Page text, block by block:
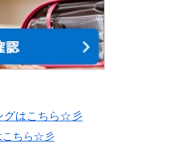
グはこちら☆彡
こちら☆彡